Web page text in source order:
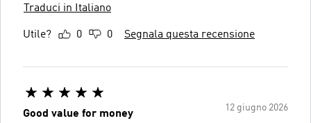
Traduci in Italiano
Utile? 0 0 Segnala questa recensione
12 giugno 2026
Good value for money